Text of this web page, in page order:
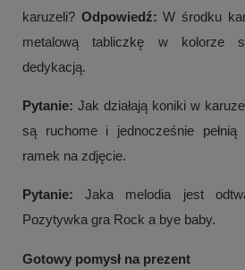
karuzeli? Odpowiedź: W środku
metalową tabliczkę w kolorze
dedykacją.
Pytanie: Jak działają koniki w
są ruchome i jednocześnie pełnią
ramek na zdjęcie.
Pytanie: Jaka melodia jest
Pozytywka gra Rock a bye baby.
Gotowy pomysł na prezent